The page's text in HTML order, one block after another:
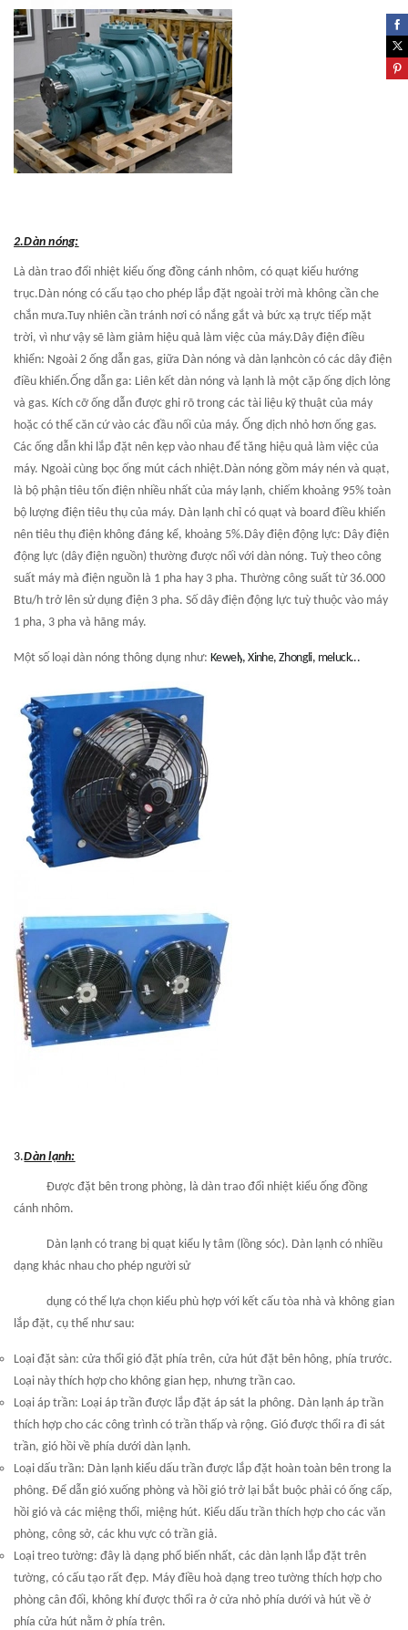
2.Dàn nóng:
Là dàn trao đổi nhiệt kiểu ống đồng cánh nhôm, có quạt kiểu hướng
trục.Dàn nóng có cấu tạo cho phép lắp đặt ngoài trời mà không cần che
chắn mưa.Tuy nhiên cần tránh nơi có nắng gắt và bức xạ trực tiếp mặt
trời, vì như vậy sẽ làm giảm hiệu quả làm việc của máy.Dây điện điều
khiển: Ngoài 2 ống dẫn gas, giữa Dàn nóng và dàn lạnhcòn có các dây điện
điều khiển.Ống dẫn ga: Liên kết dàn nóng và lạnh là một cặp ống dịch lỏng
và gas. Kích cỡ ống dẫn được ghi rõ trong các tài liệu kỹ thuật của máy
hoặc có thể căn cứ vào các đầu nối của máy. Ống dịch nhỏ hơn ống gas.
Các ống dẫn khi lắp đặt nên kẹp vào nhau để tăng hiệu quả làm việc của
máy. Ngoài cùng bọc ống mút cách nhiệt.Dàn nóng gồm máy nén và quạt,
là bộ phận tiêu tốn điện nhiều nhất của máy lạnh, chiếm khoảng 95% toàn
bộ lượng điện tiêu thụ của máy. Dàn lạnh chỉ có quạt và board điều khiển
nên tiêu thụ điện không đáng kể, khoảng 5%.Dây điện động lực: Dây điện
động lực (dây điện nguồn) thường được nối với dàn nóng. Tuỳ theo công
suất máy mà điện nguồn là 1 pha hay 3 pha. Thường công suất từ 36.000
Btu/h trở lên sử dụng điện 3 pha. Số dây điện động lực tuỳ thuộc vào máy
1 pha, 3 pha và hãng máy.
Một số loại dàn nóng thông dụng như: Kewely,Xinhe, Zhongli, meluck...
3.Dàn lạnh:
Được đặt bên trong phòng, là dàn trao đổi nhiệt kiểu ống đồng
cánh nhôm.
Dàn lạnh có trang bị quạt kiểu ly tâm (lồng sóc). Dàn lạnh có nhiều
dạng khác nhau cho phép người sử
dụng có thể lựa chọn kiểu phù hợp với kết cấu tòa nhà và không gian
lắp đặt, cụ thể như sau:
Loại đặt sàn: cửa thổi gió đặt phía trên, cửa hút đặt bên hông, phía trước.
Loại này thích hợp cho không gian hẹp, nhưng trần cao.
Loại áp trần: Loại áp trần được lắp đặt áp sát la phông. Dàn lạnh áp trần
thích hợp cho các công trình có trần thấp và rộng. Gió được thổi ra đi sát
trần, gió hồi về phía dưới dàn lạnh.
Loại dấu trần: Dàn lạnh kiểu dấu trần được lắp đặt hoàn toàn bên trong la
phông. Để dẫn gió xuống phòng và hồi gió trở lại bắt buộc phải có ống cấp,
hồi gió và các miệng thổi, miệng hút. Kiểu dấu trần thích hợp cho các văn
phòng, công sở, các khu vực có trần giả.
Loại treo tường: đây là dạng phổ biến nhất, các dàn lạnh lắp đặt trên
tường, có cấu tạo rất đẹp. Máy điều hoà dạng treo tường thích hợp cho
phòng cân đối, không khí được thổi ra ở cửa nhỏ phía dưới và hút về ở
phía cửa hút nằm ở phía trên.